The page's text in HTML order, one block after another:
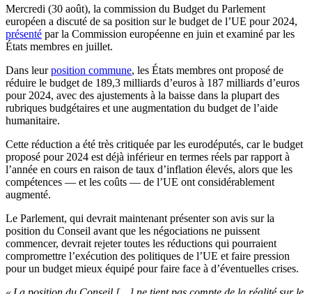
Mercredi (30 août), la commission du Budget du Parlement
européen a discuté de sa position sur le budget de l’UE pour 2024,
présenté par la Commission européenne en juin et examiné par les
États membres en juillet.
Dans leurposition commune, les États membres ont proposé de
réduire le budget de 189,3 milliards d’euros à 187 milliards d’euros
pour 2024, avec des ajustements à la baisse dans la plupart des
rubriques budgétaires et une augmentation du budget de l’aide
humanitaire.
Cette réduction a été très critiquée par les eurodéputés, car le budget
proposé pour 2024 est déjà inférieur en termes réels par rapport à
l’année en cours en raison de taux d’inflation élevés, alors que les
compétences — et les coûts — de l’UE ont considérablement
augmenté.
Le Parlement, qui devrait maintenant présenter son avis sur la
position du Conseil avant que les négociations ne puissent
commencer, devrait rejeter toutes les réductions qui pourraient
compromettre l’exécution des politiques de l’UE et faire pression
pour un budget mieux équipé pour faire face à d’éventuelles crises.